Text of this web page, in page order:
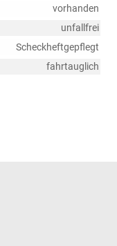
vorhanden
unfallfrei
Scheckheftgepflegt
fahrtauglich